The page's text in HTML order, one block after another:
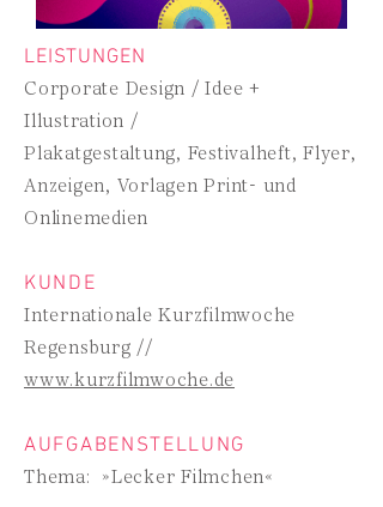
LEISTUNGEN
Corporate Design / Idee +
Illustration /
Plakatgestaltung, Festivalheft, Flyer,
Anzeigen, Vorlagen Print- und
Onlinemedien
KUNDE
Internationale Kurzfilmwoche
Regensburg //
www.kurzfilmwoche.de
AUFGABENSTELLUNG
Thema: »Lecker Filmchen«